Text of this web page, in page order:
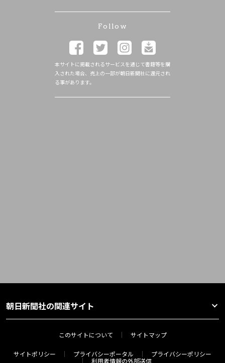
Follow
本サイトに掲載されるサービスを通じて書籍等を購
入された場合、売上の一部が朝日新聞社に還元され
る事があります。
朝日新聞社の関連サイト
このサイトについて サイトマップ
サイトポリシー プライバシーポータル
プライバシーポリシー
利用者情報の外部送信